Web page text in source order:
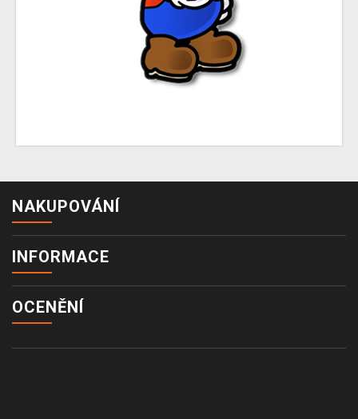
NAKUPOVÁNÍ
INFORMACE
OCENĚNÍ